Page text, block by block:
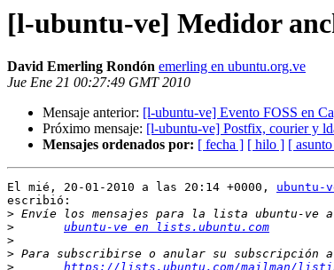
[l-ubuntu-ve] Medidor
David Emerling Rondón emerling en ubuntu.org.ve
Jue Ene 21 00:27:49 GMT 2010
Mensaje anterior: [l-ubuntu-ve] Evento FOSS en
Próximo mensaje: [l-ubuntu-ve] Postfix, courier y
Mensajes ordenados por: [ fecha ] [ hilo ] [
El mié, 20-01-2010 a las 20:14 +0000, ubuntu-
escribió:
>
>
ubuntu-ve en lists.ubuntu.com
>
>
>
https://lists.ubuntu.com/mailman/